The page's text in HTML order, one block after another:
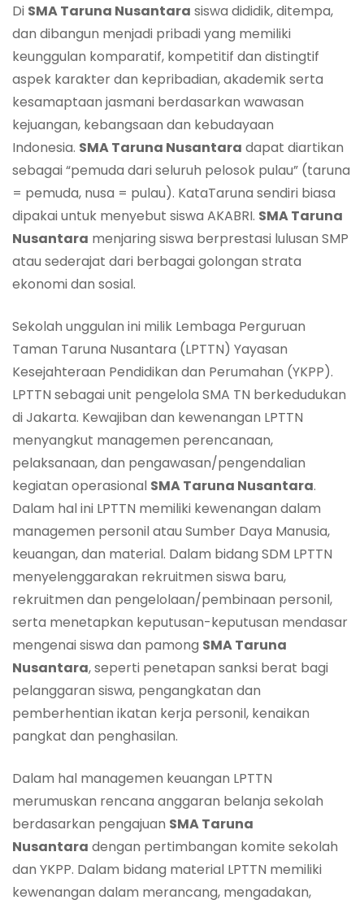
Di SMA Taruna Nusantara siswa dididik, ditempa,
dan dibangun menjadi pribadi yang memiliki
keunggulan komparatif, kompetitif dan distingtif
aspek karakter dan kepribadian, akademik serta
kesamaptaan jasmani berdasarkan wawasan
kejuangan, kebangsaan dan kebudayaan
Indonesia. SMA Taruna Nusantara dapat diartikan
sebagai “pemuda dari seluruh pelosok pulau” (taruna
= pemuda, nusa = pulau). KataTaruna sendiri biasa
dipakai untuk menyebut siswa AKABRI. SMA Taruna
Nusantara menjaring siswa berprestasi lulusan SMP
atau sederajat dari berbagai golongan strata
ekonomi dan sosial.
Sekolah unggulan ini milik Lembaga Perguruan
Taman Taruna Nusantara (LPTTN) Yayasan
Kesejahteraan Pendidikan dan Perumahan (YKPP).
LPTTN sebagai unit pengelola SMA TN berkedudukan
di Jakarta. Kewajiban dan kewenangan LPTTN
menyangkut managemen perencanaan,
pelaksanaan, dan pengawasan/pengendalian
kegiatan operasional SMA Taruna Nusantara.
Dalam hal ini LPTTN memiliki kewenangan dalam
managemen personil atau Sumber Daya Manusia,
keuangan, dan material. Dalam bidang SDM LPTTN
menyelenggarakan rekruitmen siswa baru,
rekruitmen dan pengelolaan/pembinaan personil,
serta menetapkan keputusan-keputusan mendasar
mengenai siswa dan pamong SMA Taruna
Nusantara, seperti penetapan sanksi berat bagi
pelanggaran siswa, pengangkatan dan
pemberhentian ikatan kerja personil, kenaikan
pangkat dan penghasilan.
Dalam hal managemen keuangan LPTTN
merumuskan rencana anggaran belanja sekolah
berdasarkan pengajuan SMA Taruna
Nusantara dengan pertimbangan komite sekolah
dan YKPP. Dalam bidang material LPTTN memiliki
kewenangan dalam merancang, mengadakan,